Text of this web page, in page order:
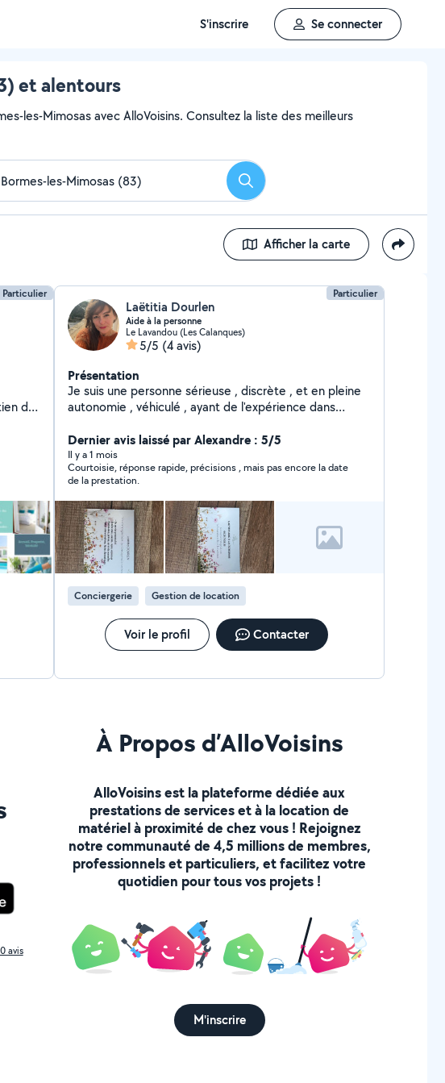
S'inscrire Se connecter
et alentours
les-Mimosas avec AlloVoisins. Consultez la liste des meilleurs
Rechercher
Afficher la carte
Particulier
de
Particulier
Laëtitia Dourlen
Aide à la personne
Le Lavandou (Les Calanques)
5/5 (4 avis)
Présentation
Je suis une personne sérieuse , discrète , et en pleine
autonomie , véhiculé , ayant de l'expérience dans
Dernier avis laissé par Alexandre : 5/5
Il y a 1 mois
Courtoisie, réponse rapide, précisions , mais pas encore la date
de la prestation.
Conciergerie Gestion de location
Voir le profil Contacter
avis
À Propos d’AlloVoisins
AlloVoisins est la plateforme dédiée aux
prestations de services et à la location de
matériel à proximité de chez vous ! Rejoignez
notre communauté de 4,5 millions de membres,
professionnels et particuliers, et facilitez votre
quotidien pour tous vos projets !
M'inscrire